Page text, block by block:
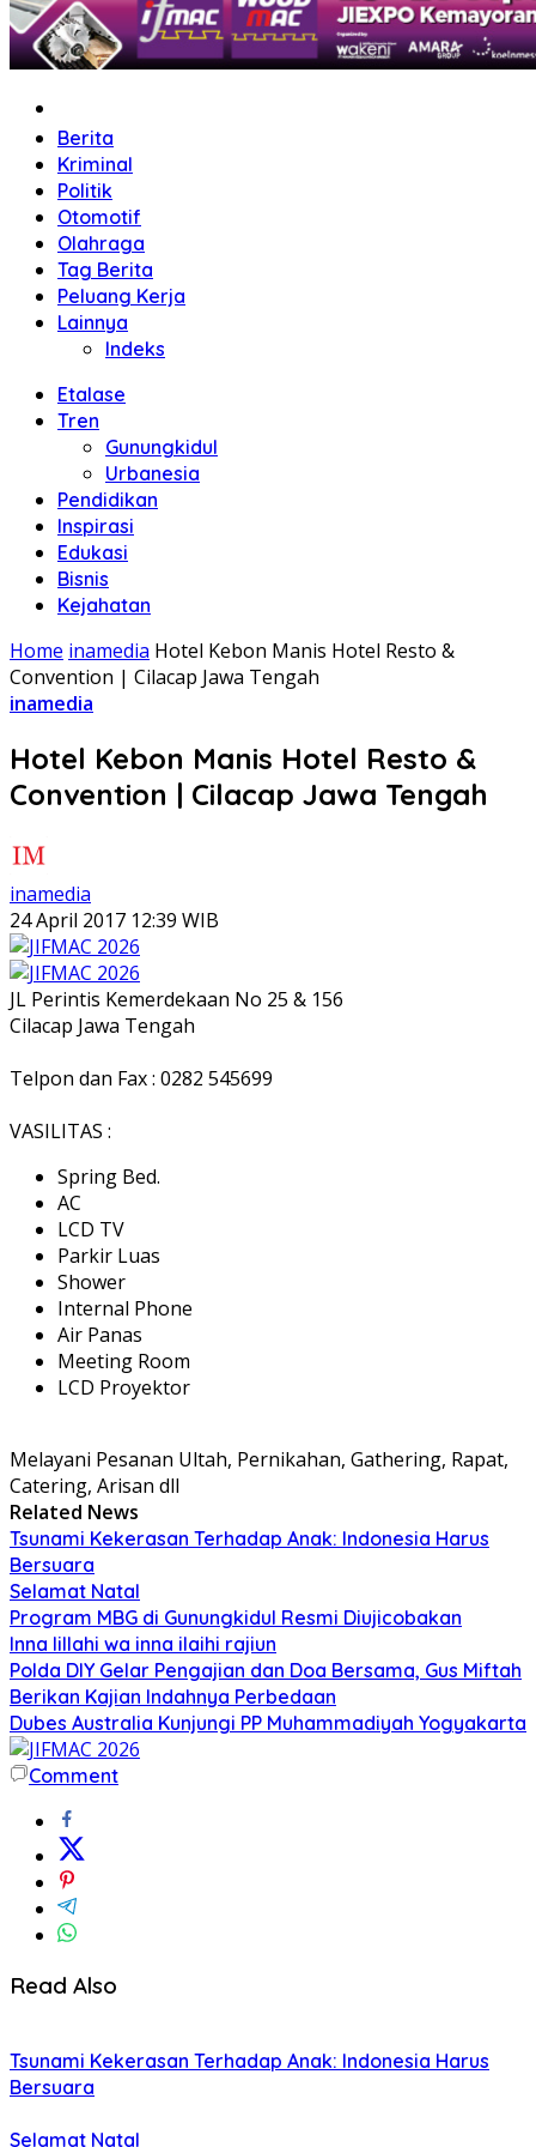
Berita
Kriminal
Politik
Otomotif
Olahraga
Tag Berita
Peluang Kerja
Lainnya
Indeks
Etalase
Tren
Gunungkidul
Urbanesia
Pendidikan
Inspirasi
Edukasi
Bisnis
Kejahatan
Home inamedia Hotel Kebon Manis Hotel Resto &
Convention | Cilacap Jawa Tengah
inamedia
Hotel Kebon Manis Hotel Resto &
Convention | Cilacap Jawa Tengah
inamedia
24 April 2017 12:39 WIB
JL Perintis Kemerdekaan No 25 & 156
Cilacap Jawa Tengah
Telpon dan Fax : 0282 545699
VASILITAS :
Spring Bed.
AC
LCD TV
Parkir Luas
Shower
Internal Phone
Air Panas
Meeting Room
LCD Proyektor
Melayani Pesanan Ultah, Pernikahan, Gathering, Rapat,
Catering, Arisan dll
Related News
Tsunami Kekerasan Terhadap Anak: Indonesia Harus
Bersuara
Selamat Natal
Program MBG di Gunungkidul Resmi Diujicobakan
Inna lillahi wa inna ilaihi rajiun
Polda DIY Gelar Pengajian dan Doa Bersama, Gus Miftah
Berikan Kajian Indahnya Perbedaan
Dubes Australia Kunjungi PP Muhammadiyah Yogyakarta
Comment
Read Also
Tsunami Kekerasan Terhadap Anak: Indonesia Harus
Bersuara
Selamat Natal